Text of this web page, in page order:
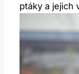
ptáky⁤ a jejich